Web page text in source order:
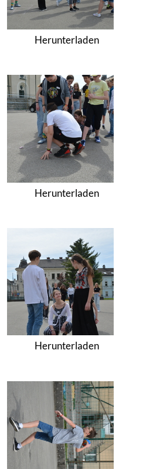
Herunterladen
Herunterladen
Herunterladen